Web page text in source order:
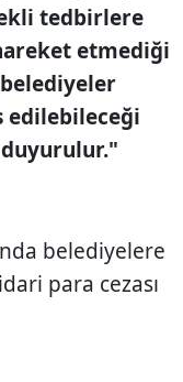
tedbirlere
etmediği
edilebileceği
duyurulur."
belediyelere
para cezası